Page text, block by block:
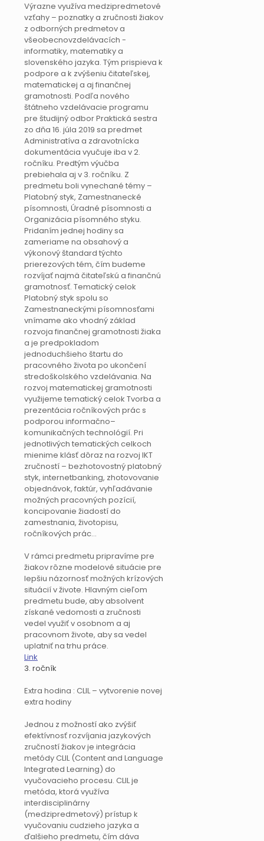
Výrazne využíva medzipredmetové
vzťahy – poznatky a zručnosti žiakov
z odborných predmetov a
všeobecnovzdelávacích -
informatiky, matematiky a
slovenského jazyka. Tým prispieva k
podpore a k zvýšeniu čitateľskej,
matematickej a aj finančnej
gramotnosti. Podľa nového
štátneho vzdelávacie programu
pre študijný odbor Praktická sestra
zo dňa 16. júla 2019 sa predmet
Administratíva a zdravotnícka
dokumentácia vyučuje iba v 2.
ročníku. Predtým výučba
prebiehala aj v 3. ročníku. Z
predmetu boli vynechané témy –
Platobný styk, Zamestnanecké
písomnosti, Úradné písomnosti a
Organizácia písomného styku.
Pridaním jednej hodiny sa
zameriame na obsahový a
výkonový štandard týchto
prierezových tém, čím budeme
rozvíjať najmä čitateľskú a finančnú
gramotnosť. Tematický celok
Platobný styk spolu so
Zamestnaneckými písomnosťami
vnímame ako vhodný základ
rozvoja finančnej gramotnosti žiaka
a je predpokladom
jednoduchšieho štartu do
pracovného života po ukončení
stredoškolského vzdelávania. Na
rozvoj matematickej gramotnosti
využijeme tematický celok Tvorba a
prezentácia ročníkových prác s
podporou informačno–
komunikačných technológií. Pri
jednotlivých tematických celkoch
mienime klásť dôraz na rozvoj IKT
zručností – bezhotovostný platobný
styk, internetbanking, zhotovovanie
objednávok, faktúr, vyhľadávanie
možných pracovných pozícií,
koncipovanie žiadostí do
zamestnania, životopisu,
ročníkových prác...
V rámci predmetu pripravíme pre
žiakov rôzne modelové situácie pre
lepšiu názornosť možných krízových
situácií v živote. Hlavným cieľom
predmetu bude, aby absolvent
získané vedomosti a zručnosti
vedel využiť v osobnom a aj
pracovnom živote, aby sa vedel
uplatniť na trhu práce.
Link
3. ročník
Extra hodina : CLIL – vytvorenie novej
extra hodiny
Jednou z možností ako zvýšiť
efektívnosť rozvíjania jazykových
zručností žiakov je integrácia
metódy CLIL (Content and Language
Integrated Learning) do
vyučovacieho procesu. CLIL je
metóda, ktorá využíva
interdisciplinárny
(medzipredmetový) prístup k
vyučovaniu cudzieho jazyka a
ďalšieho predmetu, čím dáva